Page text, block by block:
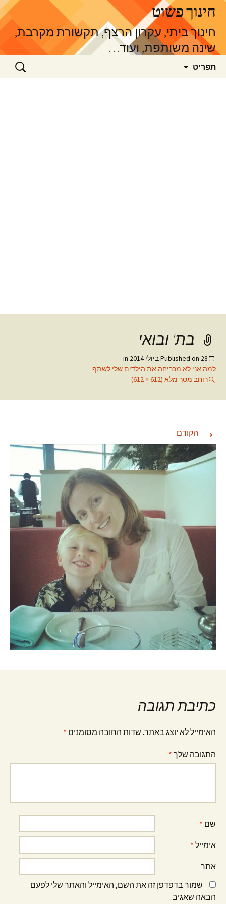
לדלג
לתוכןחינוך פשוט
חינוך ביתי, עקרון הרצף, תקשורת מקרבת,
שינה משותפת, ועוד…
תפריט חיפוש:
בת' ובואי
Published on 28 ביולי 2014
למה אני לא מכריחה את הילדים שלי לשתף
רוחב מסך מלא (612 × 612)
→ הקודם
כתיבת תגובה
האימייל לא יוצג באתר. שדות החובה מסומנים *
התגובה שלך *
שם *
אימייל *
אתר
שמור בדפדפן זה את השם, האימייל והאתר שלי לפעם
הבאה שאגיב.